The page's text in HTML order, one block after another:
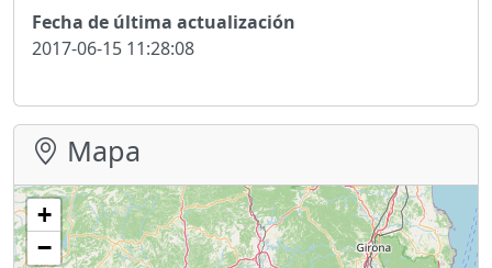
Fecha de última actualización
2017-06-15 11:28:08
Mapa
+
−